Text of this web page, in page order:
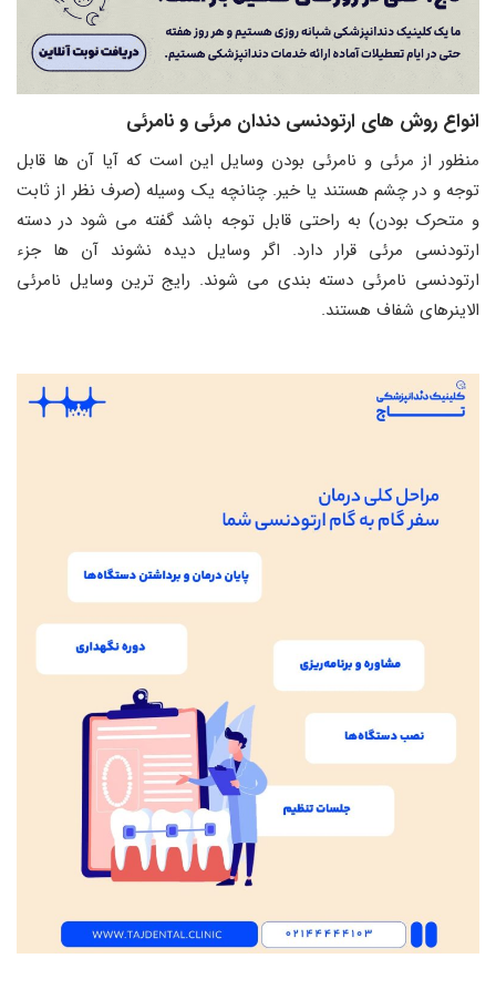
انواع روش های ارتودنسی دندان مرئی و نامرئی
منظور از مرئی و نامرئی بودن وسایل این است که آیا آن ها قابل
توجه و در چشم هستند یا خیر. چنانچه یک وسیله (صرف نظر از ثابت
و متحرک بودن) به راحتی قابل توجه باشد گفته می شود در دسته
ارتودنسی مرئی قرار دارد. اگر وسایل دیده نشوند آن ها جزء
ارتودنسی نامرئی دسته بندی می شوند. رایج ترین وسایل نامرئی
الاینرهای شفاف هستند.